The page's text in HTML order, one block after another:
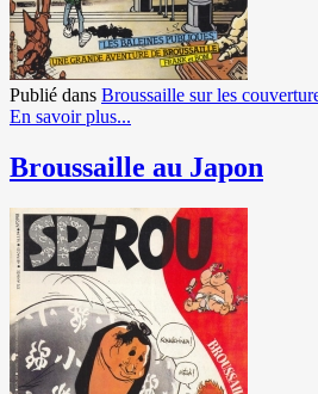
Publié dans Broussaille sur les
En savoir plus...
Broussaille au Japon